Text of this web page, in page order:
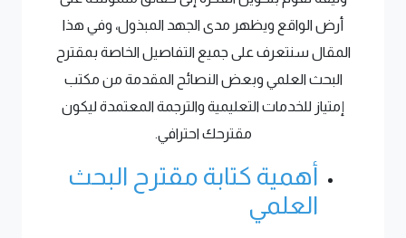
أرض الواقع ويظهر مدى الجهد المبذول، وفي هذا
المقال سنتعرف على جميع التفاصيل الخاصة بمقترح
البحث العلمي وبعض النصائح المقدمة من مكتب
إمتياز للخدمات التعليمية والترجمة المعتمدة ليكون
مقترحك احترافي.
أهمية كتابة مقترح البحث
العلمي